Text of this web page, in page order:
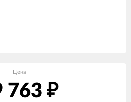
Цена
763 ₽